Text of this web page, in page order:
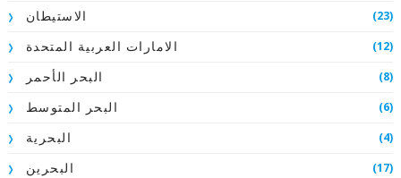
الاستيطان (23)
الامارات العربية المتحدة (12)
البحر الأحمر (8)
البحر المتوسط (6)
البحرية (4)
البحرين (17)